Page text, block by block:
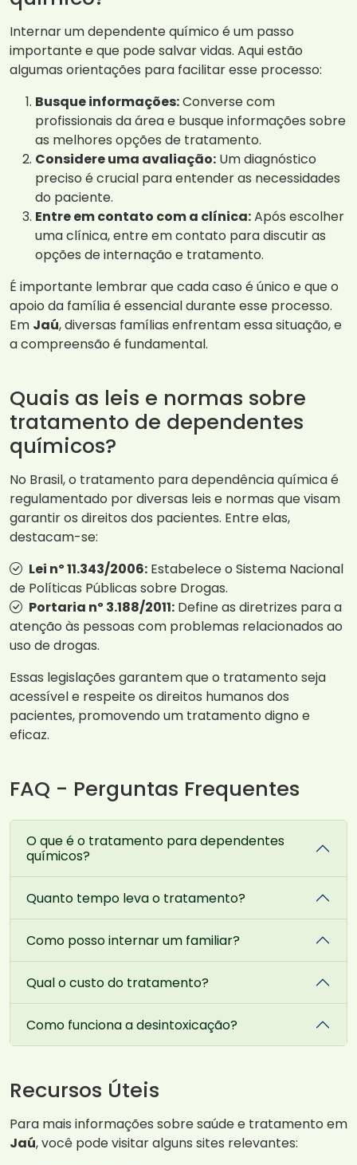
Internar um dependente químico é um passo
importante e que pode salvar vidas. Aqui estão
algumas orientações para facilitar esse processo:
Busque informações:Converse com
profissionais da área e busque informações sobre
as melhores opções de tratamento.
Considere uma avaliação: Um diagnóstico
preciso é crucial para entender as necessidades
do paciente.
Entre em contato com a clínica:Após escolher
uma clínica, entre em contato para discutir as
opções de internação e tratamento.
É importante lembrar que cada caso é único e que o
apoio da família é essencial durante esse processo.
Em Jaú, diversas famílias enfrentam essa situação, e
a compreensão é fundamental.
Quais as leis e normas sobre
tratamento de dependentes
químicos?
No Brasil, o tratamento para dependência química é
regulamentado por diversas leis e normas que visam
garantir os direitos dos pacientes. Entre elas,
destacam-se:
Lei nº 11.343/2006: Estabelece o Sistema Nacional
de Políticas Públicas sobre Drogas.
Portaria nº 3.188/2011: Define as diretrizes para a
atenção às pessoas com problemas relacionados ao
uso de drogas.
Essas legislações garantem que o tratamento seja
acessível e respeite os direitos humanos dos
pacientes, promovendo um tratamento digno e
eficaz.
FAQ - Perguntas Frequentes
O que é o tratamento para dependentes
químicos?
Quanto tempo leva o tratamento?
Como posso internar um familiar?
Qual o custo do tratamento?
Como funciona a desintoxicação?
Recursos Úteis
Para mais informações sobre saúde e tratamento em
Jaú, você pode visitar alguns sites relevantes: